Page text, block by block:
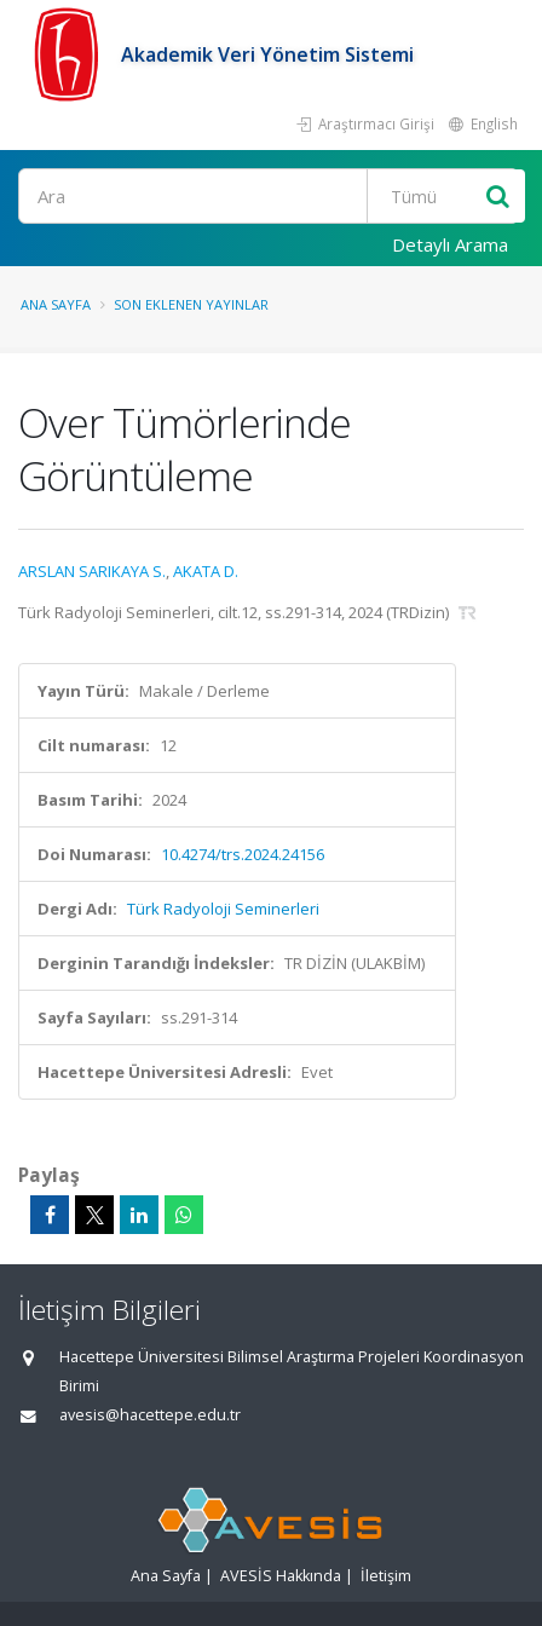
Akademik Veri Yönetim Sistemi
Araştırmacı Girişi English
Ara
Detaylı Arama
ANA SAYFA SON EKLENEN YAYINLAR
Over Tümörlerinde
Görüntüleme
ARSLAN SARIKAYA S.,AKATA D.
Türk Radyoloji Seminerleri, cilt.12, ss.291-314, 2024 (TRDizin)
Yayın Türü: Makale / Derleme
Cilt numarası: 12
Basım Tarihi: 2024
Doi Numarası: 10.4274/trs.2024.24156
Dergi Adı: Türk Radyoloji Seminerleri
Derginin Tarandığı İndeksler: TR DİZİN (ULAKBİM)
Sayfa Sayıları: ss.291-314
Hacettepe Üniversitesi Adresli: Evet
Paylaş
İletişim Bilgileri
Hacettepe Üniversitesi Bilimsel Araştırma Projeleri Koordinasyon
Birimi
avesis@hacettepe.edu.tr
Ana Sayfa | AVESİS Hakkında | İletişim